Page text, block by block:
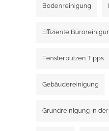
Bodenreinigung
Effiziente
Fensterputzen Tipps
Gebäudereinigung
Grundreinigung in